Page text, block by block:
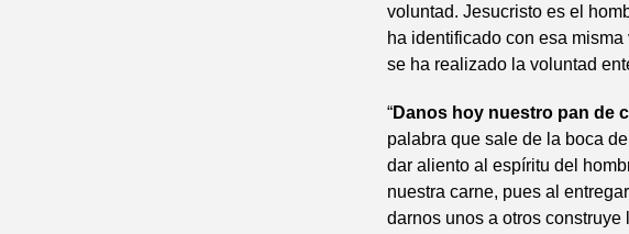
voluntad. Jesucristo es el
ha identificado con esa
se ha realizado la voluntad
“Danos hoy nuestro pan de
palabra que sale de la boca
dar aliento al espíritu del
nuestra carne, pues al
darnos unos a otros